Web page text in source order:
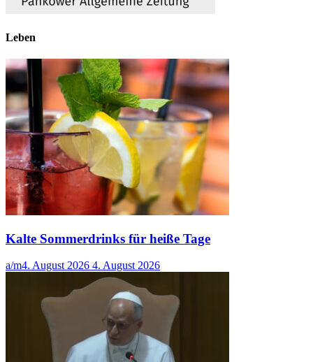
Leben
Kalte Sommerdrinks für heiße Tage
a/m4. August 2026 4. August 2026